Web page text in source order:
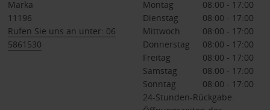
Marka
11196
Rufen Sie uns an unter: 06
5861530
Montag
08:00 - 17:00
Dienstag
08:00 - 17:00
Mittwoch
08:00 - 17:00
Donnerstag
08:00 - 17:00
Freitag
08:00 - 17:00
Samstag
08:00 - 17:00
Sonntag
08:00 - 17:00
24-Stunden-Rückgabe.